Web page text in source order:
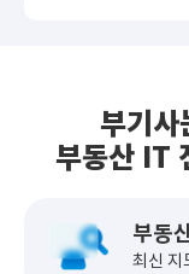
부기사
부동산 IT
부동
최신 지